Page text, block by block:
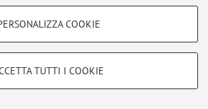
utilizzati, a titolo esemplificativo, per il corretto
COOKIE
TUTTI I COOKIE